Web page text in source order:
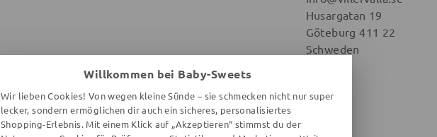
Husargatan 19
Göteburg 411 22
Schweden
Willkommen bei Baby-Sweets
Wir lieben Cookies! Von wegen kleine Sünde – sie schmecken nicht nur super
lecker, sondern ermöglichen dir auch ein sicheres, personalisiertes
Shopping-Erlebnis. Mit einem Klick auf „Akzeptieren“ stimmst du der